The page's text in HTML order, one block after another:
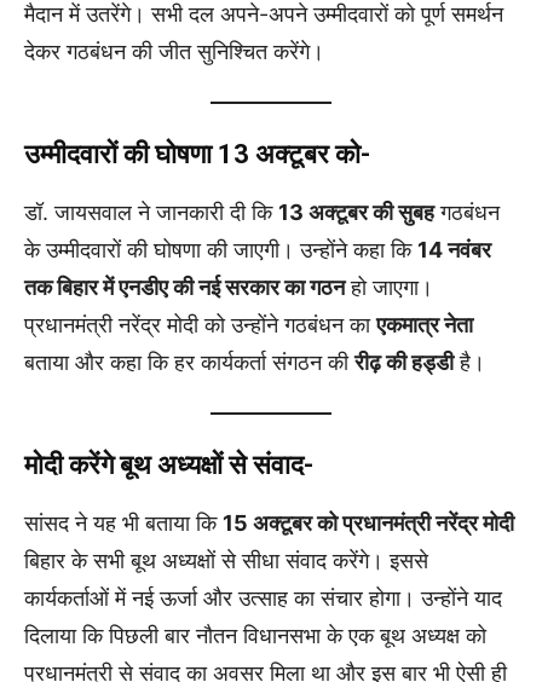
मैदान में उतरेंगे। सभी दल अपने-अपने उम्मीदवारों को पूर्ण समर्थन
देकर गठबंधन की जीत सुनिश्चित करेंगे।
उम्मीदवारों की घोषणा 13 अक्टूबर को-
डॉ. जायसवाल ने जानकारी दी कि 13 अक्टूबर की सुबहगठबंधन
के उम्मीदवारों की घोषणा की जाएगी। उन्होंने कहा कि 14 नवंबर
तक बिहार में एनडीए की नई सरकार का गठनहो जाएगा।
प्रधानमंत्री नरेंद्र मोदी को उन्होंने गठबंधन काएकमात्र नेता
बताया और कहा कि हर कार्यकर्ता संगठन कीरीढ़ की हड्डीहै।
मोदी करेंगे बूथ अध्यक्षों से संवाद-
सांसद ने यह भी बताया कि 15 अक्टूबर को प्रधानमंत्री नरेंद्र मोदी
बिहार के सभी बूथ अध्यक्षों से सीधा संवाद करेंगे। इससे
कार्यकर्ताओं में नई ऊर्जा और उत्साह का संचार होगा। उन्होंने याद
दिलाया कि पिछली बार नौतन विधानसभा के एक बूथ अध्यक्ष को
प्रधानमंत्री से संवाद का अवसर मिला था और इस बार भी ऐसी ही